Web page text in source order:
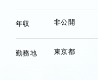
年収 非公開
勤務地 東京都